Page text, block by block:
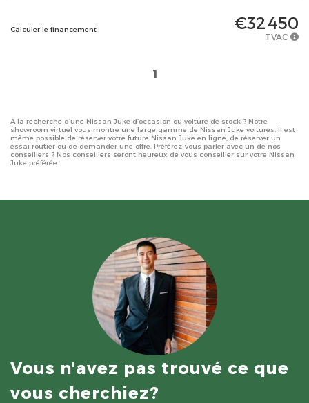
Calculer le financement €32 450
TVAC
1
A la recherche d’une Nissan Juke d’occasion ou voiture de stock ? Notre
showroom virtuel vous montre une large gamme de Nissan Juke voitures. Il est
même possible de réserver votre future Nissan Juke en ligne, de réserver un
essai routier ou de demander une offre. Préférez-vous parler avec un de nos
conseillers ? Nos conseillers seront heureux de vous conseiller sur votre Nissan
Juke préférée.
Vous n'avez pas trouvé ce que
vous cherchiez?